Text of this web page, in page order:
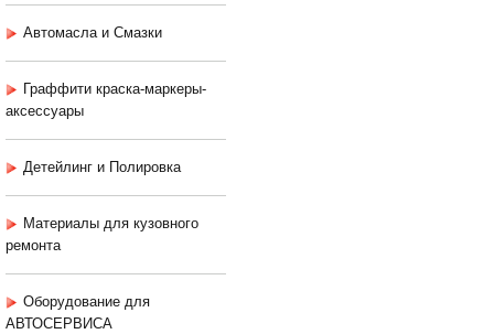
Автомасла и Смазки
Граффити краска-маркеры-
аксессуары
Детейлинг и Полировка
Материалы для кузовного
ремонта
Оборудование для
АВТОСЕРВИСА